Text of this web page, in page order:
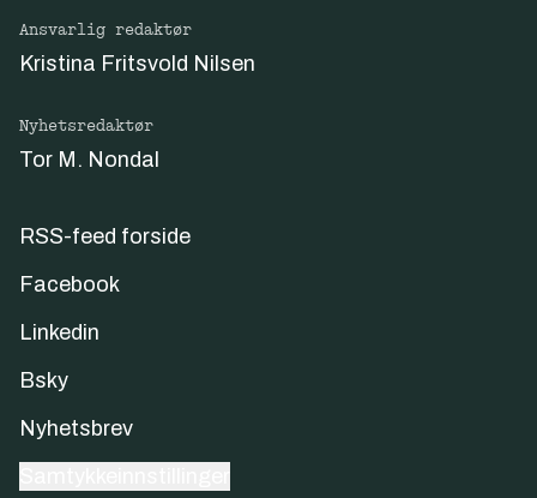
Ansvarlig redaktør
Kristina Fritsvold Nilsen
Nyhetsredaktør
Tor M. Nondal
RSS-feed forside
Facebook
Linkedin
Bsky
Nyhetsbrev